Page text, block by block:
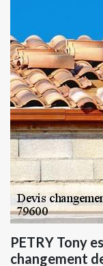
PETRY Tony
changement